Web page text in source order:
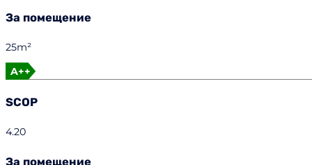
За помещение
25m²
A++
SCOP
4.20
За помещение